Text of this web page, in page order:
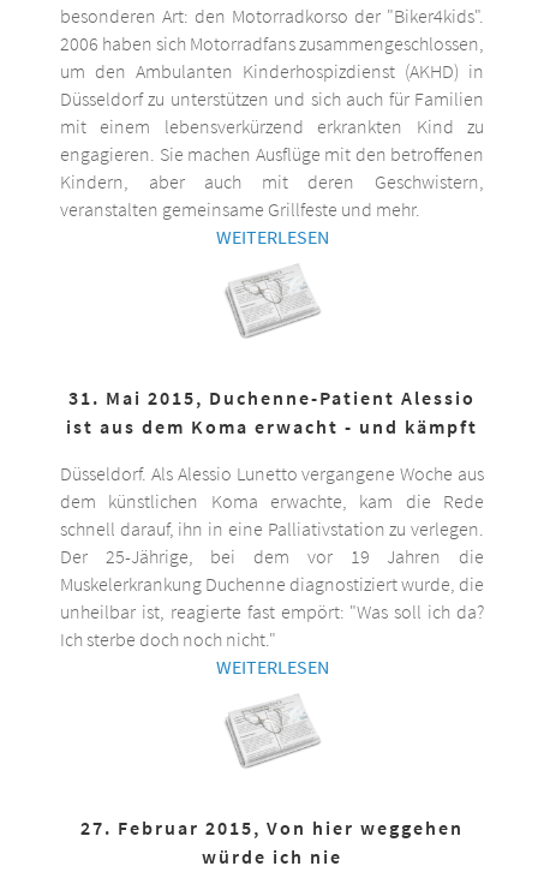
besonderen Art: den Motorradkorso der "Biker4kids".
2006 haben sich Motorradfans zusammengeschlossen,
um den Ambulanten Kinderhospizdienst (AKHD) in
Düsseldorf zu unterstützen und sich auch für Familien
mit einem lebensverkürzend erkrankten Kind zu
engagieren. Sie machen Ausflüge mit den betroffenen
Kindern, aber auch mit deren Geschwistern,
veranstalten gemeinsame Grillfeste und mehr.
WEITERLESEN
31. Mai 2015, Duchenne-Patient Alessio
ist aus dem Koma erwacht - und kämpft
Düsseldorf. Als Alessio Lunetto vergangene Woche aus
dem künstlichen Koma erwachte, kam die Rede
schnell darauf, ihn in eine Palliativstation zu verlegen.
Der 25-Jährige, bei dem vor 19 Jahren die
Muskelerkrankung Duchenne diagnostiziert wurde, die
unheilbar ist, reagierte fast empört: "Was soll ich da?
Ich sterbe doch noch nicht."
WEITERLESEN
27. Februar 2015, Von hier weggehen
würde ich nie